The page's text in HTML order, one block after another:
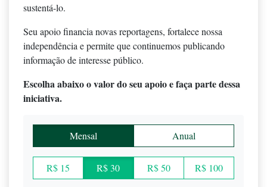
sustentá-lo.
Seu apoio financia novas reportagens, fortalece nossa
independência e permite que continuemos publicando
informação de interesse público.
Escolha abaixo o valor do seu apoio e faça parte dessa
iniciativa.
Mensal Anual
R$ 15 R$ 30 R$ 50 R$ 100